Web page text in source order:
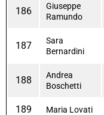
186
Giuseppe
Ramundo
187
Sara
Bernardini
188
Andrea
Boschetti
189 Maria Lovati